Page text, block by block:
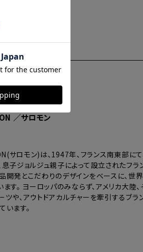
／サロモン
サロモン)は、1947年、フランス南東部にて
息子ジョルジュ親子によって設立されたフラ
開発とこだわりのデザインをベースに、世
ます。 ヨーロッパのみならず、アメリカ大陸
ツや、アウトドアカルチャーを牽引するブラ
います。